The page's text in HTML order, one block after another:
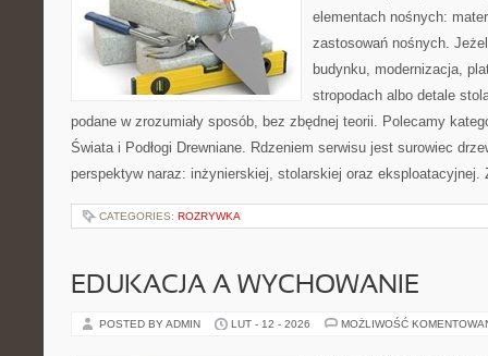
elementach nośnych:
zastosowań nośnych.
budynku, modernizacja,
stropodach albo detale
podane w zrozumiały sposób, bez zbędnej teorii. Polecamy
Świata i Podłogi Drewniane. Rdzeniem serwisu jest surowiec
perspektyw naraz: inżynierskiej, stolarskiej oraz
CATEGORIES: ROZRYWKA
EDUKACJA A WYCHOWANIE
POSTED BY ADMIN LUT - 12 - 2026 MOŻLIWOŚĆ